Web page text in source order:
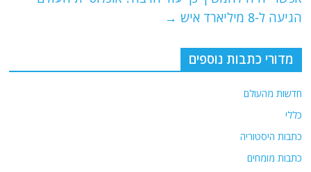
k
הגיעה ל-8 מיליארד איש
→
מדורי כתבות נוספים
חדשות מהעולם
כללי
כתבות היסטוריה
כתבות מומחים